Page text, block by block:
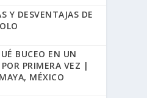
Y DESVENTAJAS DE
BUCEO EN UN
PRIMERA VEZ |
MÉXICO